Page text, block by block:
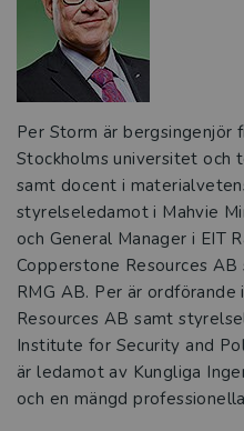
Per Storm är bergsingenjör
Stockholms universitet och
samt docent i
styrelseledamot i Mahvie
och General Manager i EIT
Copperstone Resources
RMG AB. Per är ordförande
Resources AB samt
Institute for Security and
är ledamot av Kungliga